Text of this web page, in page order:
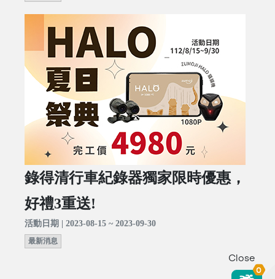
錄得清行車紀錄器獨家限時優惠，
好禮3重送!
活動日期 | 2023-08-15 ~ 2023-09-30
最新消息
Close
0